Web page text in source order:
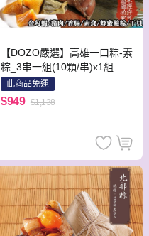
【DOZO嚴選】高雄一口粽-素
粽_3串一組(10顆/串)x1組
此商品免運
$949 $1,138